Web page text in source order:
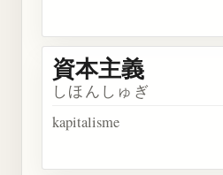
資本主義
しほんしゅぎ
kapitalisme